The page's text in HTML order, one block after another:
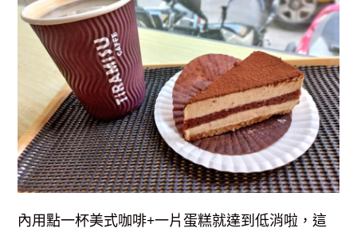
內用點一杯美式咖啡+一片蛋糕就達到低消啦，這